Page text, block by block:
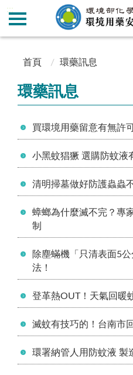
:::
:::
首頁 環藥訊息
環藥訊息
買環境用藥留意有無許
小黑蚊猖獗 選購防蚊液
清明掃墓做好防護蟲蟲
蟑螂為什麼滅不完？專
制
除塵蟎機「只清表面5
法！
登革熱OUT！天氣回暖
滅蚊有技巧的！台南市
環署納管人用防蚊液 製